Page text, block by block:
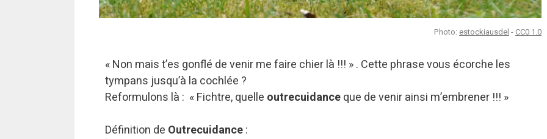
Photo: estockiausdel - CC0 1.0
« Non mais t’es gonflé de venir me faire chier là !!! » . Cette phrase vous écorche les
tympans jusqu’à la cochlée ?
Reformulons là : « Fichtre, quelle outrecuidanceque de venir ainsi m’embrener !!! »
Définition de Outrecuidance: